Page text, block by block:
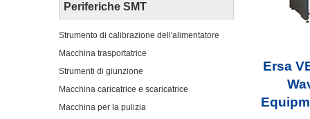
Periferiche SMT
Strumento di calibrazione dell'alimentatore
Macchina trasportatrice
Strumenti di giunzione
Macchina caricatrice e scaricatrice
Macchina per la pulizia
Ersa